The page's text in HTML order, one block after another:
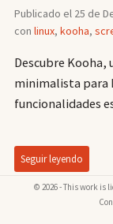
Publicado el 25 de
con linux, kooha,
Descubre
minimalista para
funcionalidades
Seguir leyendo
© 2026 - This work is